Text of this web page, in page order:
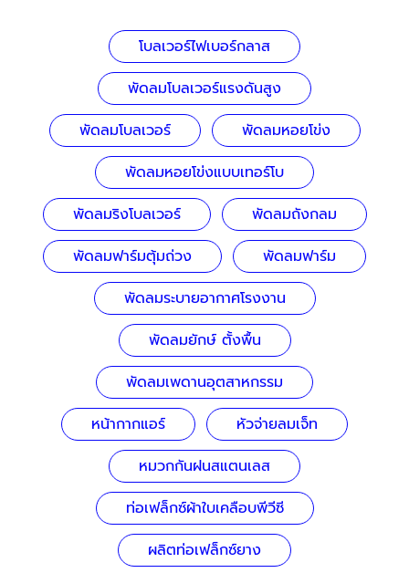
โบลเวอร์ไฟเบอร์กลาส
พัดลมโบลเวอร์แรงดันสูง
พัดลมโบลเวอร์
พัดลมหอยโข่ง
พัดลมหอยโข่งแบบเทอร์โบ
พัดลมริงโบลเวอร์
พัดลมถังกลม
พัดลมฟาร์มตุ้มถ่วง
พัดลมฟาร์ม
พัดลมระบายอากาศโรงงาน
พัดลมยักษ์ ตั้งพื้น
พัดลมเพดานอุตสาหกรรม
หน้ากากแอร์
หัวจ่ายลมเจ็ท
หมวกกันฝนสแตนเลส
ท่อเฟล็กซ์ผ้าใบเคลือบพีวีซี
ผลิตท่อเฟล็กซ์ยาง